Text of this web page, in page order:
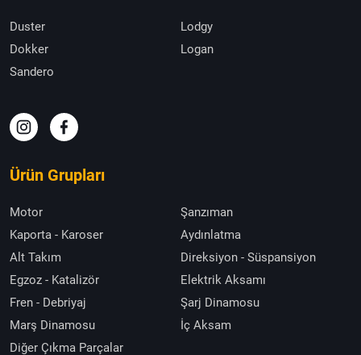
Duster
Lodgy
Dokker
Logan
Sandero
Ürün Grupları
Motor
Şanzıman
Kaporta - Karoser
Aydınlatma
Alt Takım
Direksiyon - Süspansiyon
Egzoz - Katalizör
Elektrik Aksamı
Fren - Debriyaj
Şarj Dinamosu
Marş Dinamosu
İç Aksam
Diğer Çıkma Parçalar